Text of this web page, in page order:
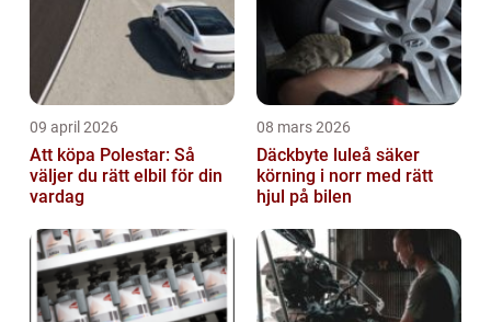
09 april 2026
Att köpa Polestar: Så
väljer du rätt elbil för din
vardag
08 mars 2026
Däckbyte luleå säker
körning i norr med rätt
hjul på bilen